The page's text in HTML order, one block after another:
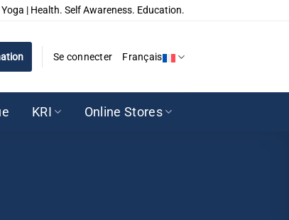
| Health. Self Awareness. Education.
Se connecter Français
KRI Online Stores